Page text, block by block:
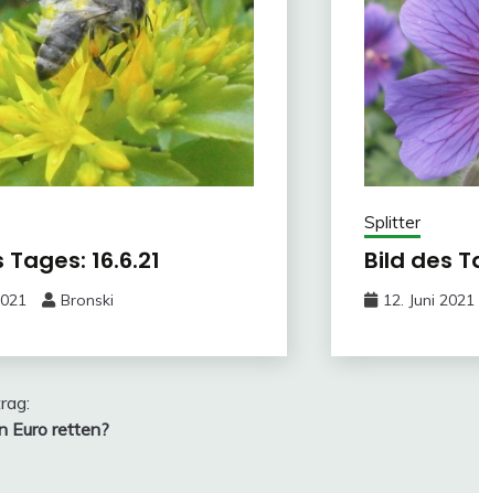
16.6.21
Bronski
Splitter
Bild des
12. Juni 2021
Euro retten?